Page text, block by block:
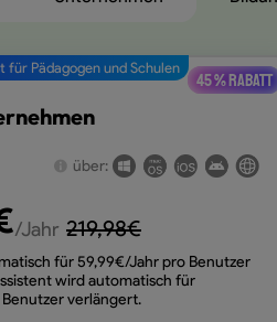
45 % Rabatt
für Pädagogen und Schulen
über:
/Jahr 219,98€
für 59,99€/Jahr pro Benutzer
wird automatisch für
verlängert.